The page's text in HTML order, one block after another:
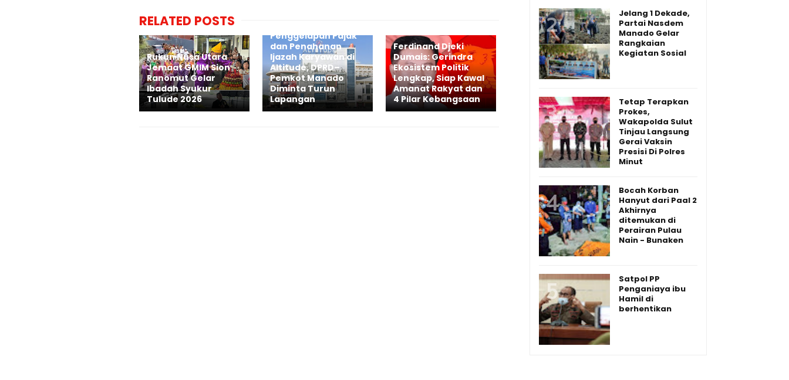
RELATED POSTS
Rukun Nusa Utara
Jemaat GMIM Sion
Ranomut Gelar
Ibadah Syukur
Tulude 2026
Penggelapan Pajak
dan Penahanan
Ijazah Karyawan di
Altitude, DPRD–
Pemkot Manado
Diminta Turun
Lapangan
Ferdinand Djeki
Dumais: Gerindra
Ekosistem Politik
Lengkap, Siap Kawal
Amanat Rakyat dan
4 Pilar Kebangsaan
Jelang 1 Dekade,
Partai Nasdem
Manado Gelar
Rangkaian
Kegiatan Sosial
Tetap Terapkan
Prokes,
Wakapolda Sulut
Tinjau Langsung
Gerai Vaksin
Presisi Di Polres
Minut
Bocah Korban
Hanyut dari Paal 2
Akhirnya
ditemukan di
Perairan Pulau
Nain - Bunaken
Satpol PP
Penganiaya ibu
Hamil di
berhentikan